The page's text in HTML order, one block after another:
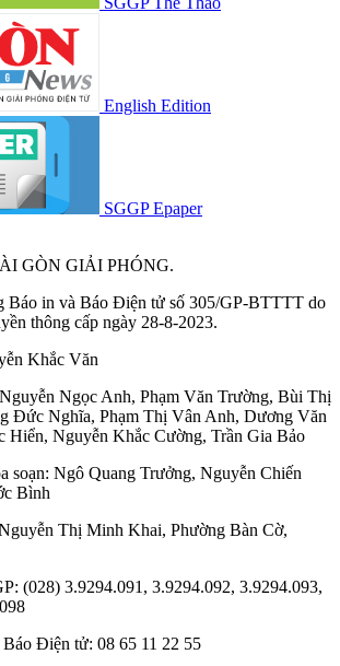
English Edition
SGGP Epaper
GÒN GIẢI PHÓNG.
Báo in và Báo Điện tử số 305/GP-BTTTT do
thông cấp ngày 28-8-2023.
Khắc Văn
Nguyễn Ngọc Anh, Phạm Văn Trường, Bùi Thị
Đức Nghĩa, Phạm Thị Vân Anh, Dương Văn
Hiển, Nguyễn Khắc Cường, Trần Gia Bảo
soạn: Ngô Quang Trưởng, Nguyễn Chiến
Bình
Thị Minh Khai, Phường Bàn Cờ,
(028) 3.9294.091, 3.9294.092, 3.9294.093,
Điện tử: 08 65 11 22 55